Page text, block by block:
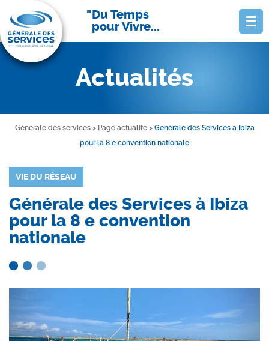
Du Temps
pour Vivre...
Actualités
Générale des services> Page actualité> Générale des Services à Ibiza
pour la 8 e convention nationale
VIE DU RÉSEAU
Générale des Services à Ibiza
pour la 8 e convention
nationale